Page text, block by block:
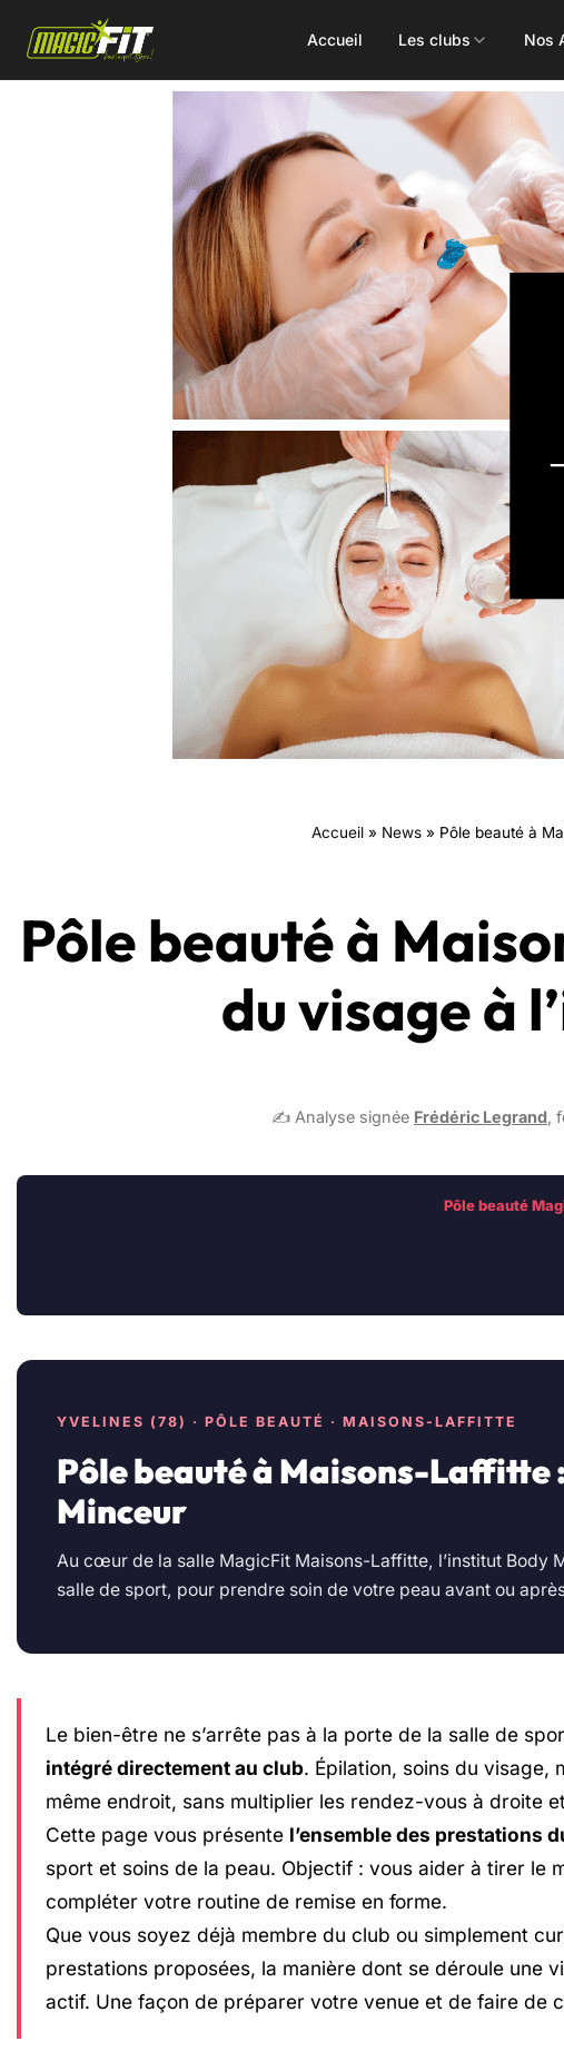
Accueil Les clubs Nos
DÉCOUVREZ NOS 75 ACTIVITÉS
Renforcement
Doux / Yoga
Small Group
Coaching
Perso
Functional
Hyrox
EMS
TRX
Les Mills
Body
Body
Body
RPM
Accueil» News» Pôle beauté à
Pôle beauté à
du visage à
✍️ Analyse signée Frédéric Legrand,
Pôle beauté
YVELINES (78) · PÔLE BEAUTÉ · MAISONS-LAFFITTE
Pôle beauté à Maisons-Laffitte
Minceur
Au cœur de la salle MagicFit Maisons-Laffitte, l’institut Body
salle de sport, pour prendre soin de votre peau avant ou
Le bien-être ne s’arrête pas à la porte de la salle de
intégré directement au club. Épilation, soins du visage,
même endroit, sans multiplier les rendez-vous à droite
Cette page vous présente l’ensemble des prestations
sport et soins de la peau. Objectif : vous aider à tirer le
compléter votre routine de remise en forme.
Que vous soyez déjà membre du club ou simplement
prestations proposées, la manière dont se déroule une
actif. Une façon de préparer votre venue et de faire de